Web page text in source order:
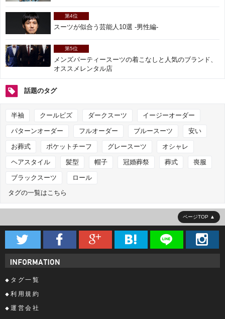
第4位
スーツが似合う芸能人10選 -男性編-
第5位
メンズパーティースーツの着こなしと人気のブランド、
オススメレンタル店
話題のタグ
半袖 クールビズ ダークスーツ イージーオーダー
パターンオーダー フルオーダー ブルースーツ 安い
お葬式 ポケットチーフ グレースーツ オシャレ
ヘアスタイル 髪型 帽子 冠婚葬祭 葬式 喪服
ブラックスーツ
ロール
タグの一覧はこちら
ページTOP
     
タグ一覧
利用規約
運営会社